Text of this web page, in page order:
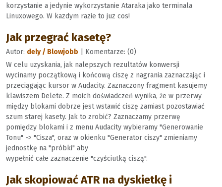
korzystanie a jedynie wykorzystanie Ataraka jako terminala
Linuxowego. W kazdym razie to juz cos!
Jak przegrać kasetę?
Autor: dely / Blowjobb | Komentarze: (0)
W celu uzyskania, jak nalepszych rezultatów konwersji
wycinamy początkową i końcową ciszę z nagrania zaznaczając i
przeciągając kursor w Audacity. Zaznaczony fragment kasujemy
klawiszem Delete. Z moich doświadczeń wynika, że w przerwy
między blokami dobrze jest wstawić ciszę zamiast pozostawiać
szum starej kasety. Jak to zrobić? Zaznaczamy przerwę
pomiędzy blokami i z menu Audacity wybieramy "Generowanie
Tonu" -> "Cisza", oraz w okienku "Generator ciszy" zmieniamy
jednostkę na "próbki" aby
wypełnić całe zaznaczenie "czyściutką ciszą".
Jak skopiować ATR na dyskietkę i